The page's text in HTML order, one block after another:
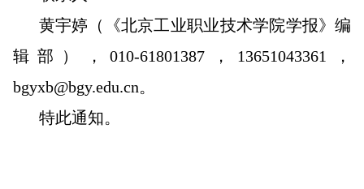
黄宇婷（《北京工业职业技术学院学报》编
辑部），010-61801387，13651043361，
bgyxb@bgy.edu.cn。
特此通知。